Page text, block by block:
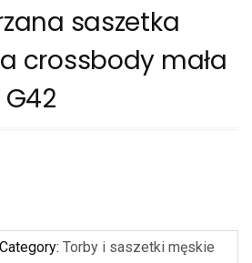
saszetka
crossbody mała
Category: Torby i saszetki męskie